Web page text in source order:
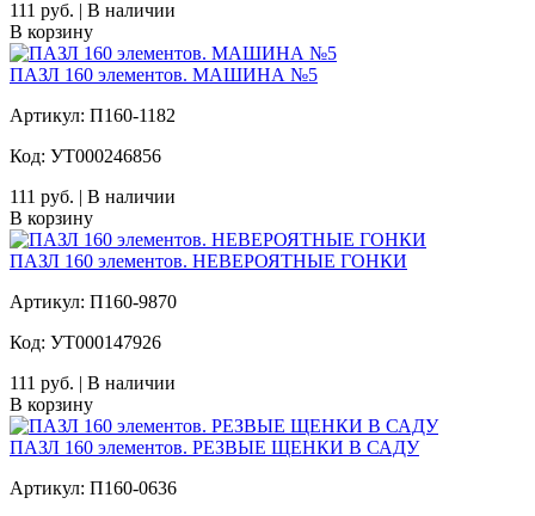
111 руб. | В наличии
В корзину
ПАЗЛ 160 элементов. МАШИНА №5
Артикул: П160-1182
Код: УТ000246856
111 руб. | В наличии
В корзину
ПАЗЛ 160 элементов. НЕВЕРОЯТНЫЕ ГОНКИ
Артикул: П160-9870
Код: УТ000147926
111 руб. | В наличии
В корзину
ПАЗЛ 160 элементов. РЕЗВЫЕ ЩЕНКИ В САДУ
Артикул: П160-0636